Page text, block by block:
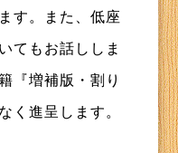
す。また、低座
てもお話ししま
『増補版・割り
く進呈します。